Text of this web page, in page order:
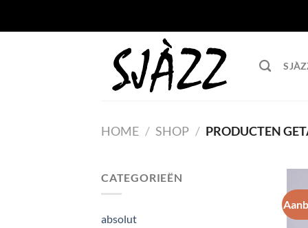
HOME / SHOP / PRODUCTEN
CATEGORIEËN
absolut